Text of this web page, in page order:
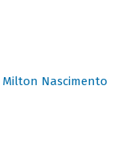
Milton Nascimento